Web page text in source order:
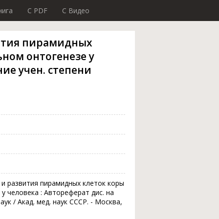
C PDF C Видео
пирамидных
онтогенезе у
учен. степени
развития пирамидных клеток коры
человека : Автореферат дис. на
/ Акад. мед. наук СССР. - Москва,